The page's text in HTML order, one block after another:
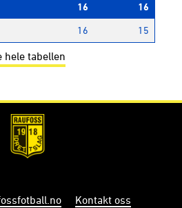
16
16
16 15
hele tabellen
Kontakt oss